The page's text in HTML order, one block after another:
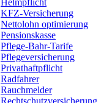
Helmpflicht
KFZ-Versicherung
Nettolohn optimierung
Pensionskasse
Pflege-Bahr-Tarife
Pflegeversicherung
Privathaftpflicht
Radfahrer
Rauchmelder
Rechtschutzversicherung